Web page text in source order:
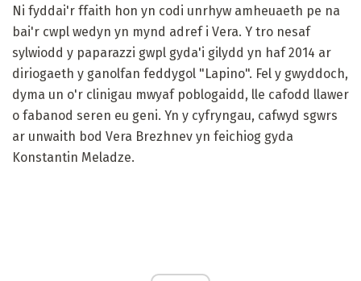
Ni fyddai'r ffaith hon yn codi unrhyw amheuaeth pe na
bai'r cwpl wedyn yn mynd adref i Vera. Y tro nesaf
sylwiodd y paparazzi gwpl gyda'i gilydd yn haf 2014 ar
diriogaeth y ganolfan feddygol "Lapino". Fel y gwyddoch,
dyma un o'r clinigau mwyaf poblogaidd, lle cafodd llawer
o fabanod seren eu geni. Yn y cyfryngau, cafwyd sgwrs
ar unwaith bod Vera Brezhnev yn feichiog gyda
Konstantin Meladze.